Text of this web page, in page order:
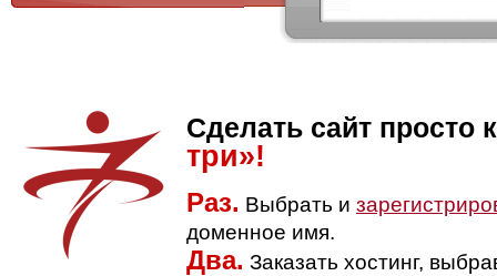
Сделать сайт просто
три»!
Раз. Выбрать и
доменное имя.
Два. Заказать хостинг,